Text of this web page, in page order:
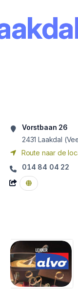
Vorstbaan 26
2431 Laakdal
Route naar de
014 84 04 22